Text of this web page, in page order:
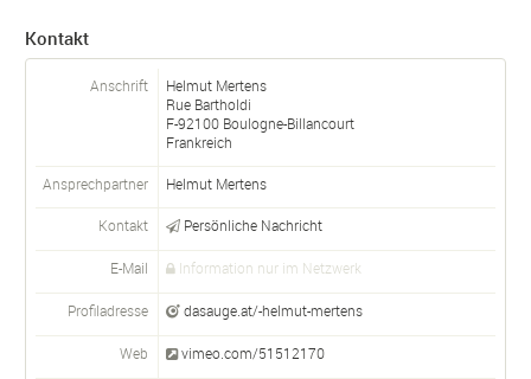
Kontakt
Anschrift
Helmut Mertens
Rue Bartholdi
F-92100 Boulogne-Billancourt
Frankreich
Ansprechpartner Helmut Mertens
Kontakt Persönliche Nachricht
E-Mail Information nur im Netzwerk
Profiladresse dasauge.at/-helmut-mertens
Web vimeo.com/51512170